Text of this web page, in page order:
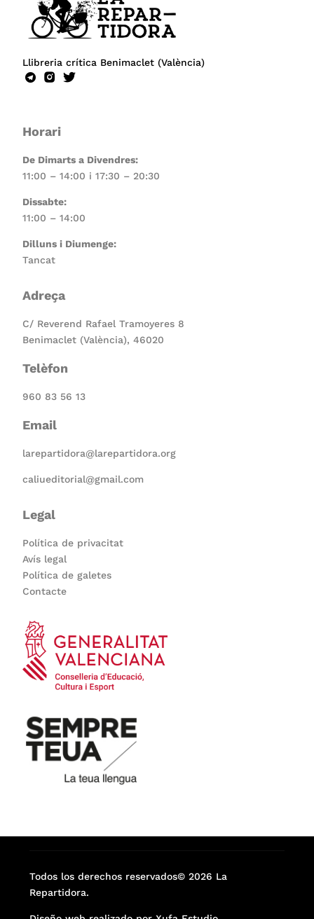
Llibreria crítica Benimaclet (València)
Horari
De Dimarts a Divendres:
11:00 – 14:00 i 17:30 – 20:30
Dissabte:
11:00 – 14:00
Dilluns i Diumenge:
Tancat
Adreça
C/ Reverend Rafael Tramoyeres 8
Benimaclet (València), 46020
Telèfon
960 83 56 13
Email
larepartidora@larepartidora.org
caliueditorial@gmail.com
Legal
Política de privacitat
Avís legal
Política de galetes
Contacte
Todos los derechos reservados© 2026 La
Repartidora.